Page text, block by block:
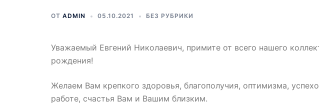
ОТ ADMIN 05.10.2021 БЕЗ РУБРИКИ
Уважаемый Евгений Николаевич, примите от всего нашего
рождения!
Желаем Вам крепкого здоровья, благополучия, оптимизма,
работе, счастья Вам и Вашим близким.